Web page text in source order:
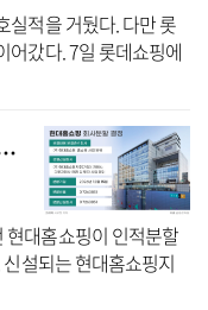
실적을 거뒀다. 다만 롯
어갔다. 7일 롯데쇼핑에
4850억원, 영업이익
현대홈쇼핑이 인적분할
설되는 현대홈쇼핑지
합병한다. 이번 지배구